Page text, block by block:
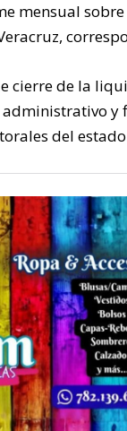
mensual
cierre de la
y
del